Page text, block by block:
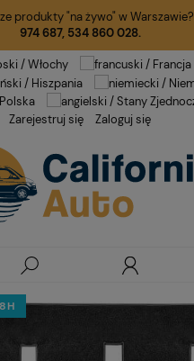
produkty "na żywo" w Warszawie?
974 687, 534 860 028.
Zarejestruj się Zaloguj się